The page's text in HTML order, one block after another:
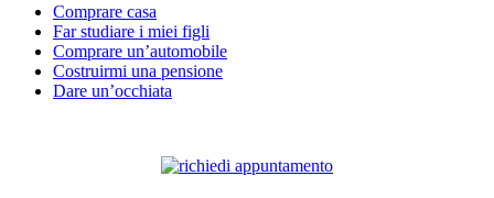
Comprare casa
Far studiare i miei figli
Comprare un’automobile
Costruirmi una pensione
Dare un’occhiata